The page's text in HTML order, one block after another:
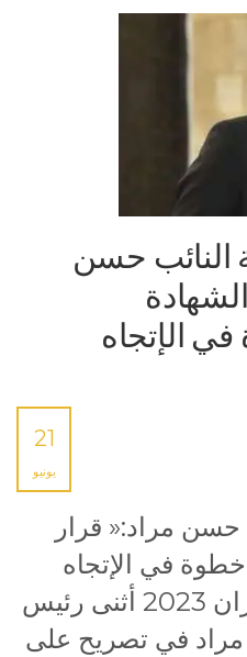
النائب حسن
الإتجاه
21
يونيو
حسن مراد:« قرار
في الإتجاه
الصحيح» الأربعاء 21 حزيران 2023 أثنى رئيس
مراد في تصريح على